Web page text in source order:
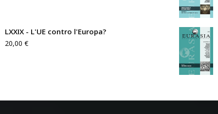
LXXIX - L'UE contro l'Europa?
20,00 €